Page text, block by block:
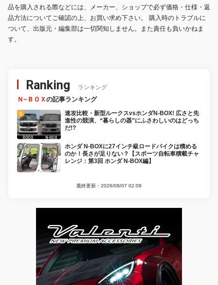
品を購入される際などには、メーカー、ショップで必ず価格・仕様・返
品方法についてご確認の上、お買い求め下さい。 購入時のトラブルに
ついて、出版元・編集部は一切関知しません。また責任も負いかねま
す。
Ranking ランキング
Ｎ−ＢＯＸの記事ランキング
速攻比較・新型ルークスvsホンダN-BOX! 広さと先
進性の競演、“暮らしの器”にふさわしいのはどっち
だ!?
ホンダ N-BOXに27インチ級ロードバイクは積める
のか！長さが足りない？【スポーツ自転車積載チャ
レンジ：第3回 ホンダ N-BOX編】
最終更新：2026/08/07 02:09